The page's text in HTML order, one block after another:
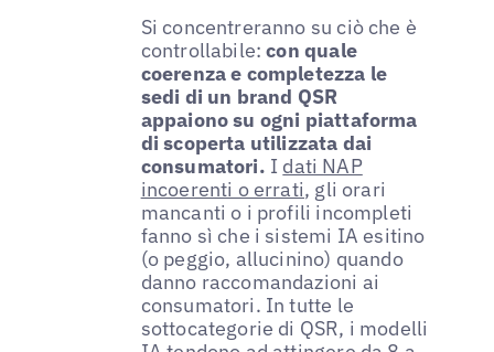
Si concentreranno su ciò che è
controllabile:con quale
coerenza e completezza le
sedi di un brand QSR
appaiono su ogni piattaforma
di scoperta utilizzata dai
consumatori. I dati NAP
incoerenti o errati, gli orari
mancanti o i profili incompleti
fanno sì che i sistemi IA esitino
(o peggio, allucinino) quando
danno raccomandazioni ai
consumatori. In tutte le
sottocategorie di QSR, i modelli